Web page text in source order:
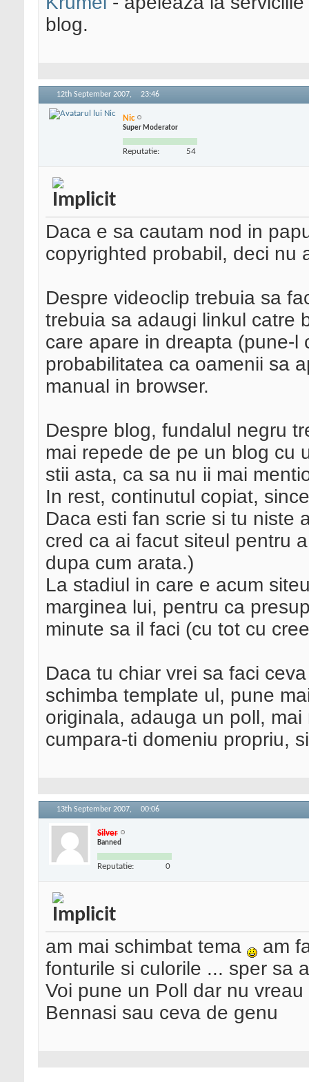
blog.
12th September 2007, 23:46
Nic
Super Moderator
Reputatie: 54
Daca e sa cautam nod in
copyrighted probabil, deci nu
Despre videoclip trebuia sa
trebuia sa adaugi linkul catre
care apare in dreapta (pune-l
probabilitatea ca oamenii sa
manual in browser.
Despre blog, fundalul negru
mai repede de pe un blog cu
stii asta, ca sa nu ii mai
In rest, continutul copiat,
Daca esti fan scrie si tu niste
cred ca ai facut siteul pentru
dupa cum arata.)
La stadiul in care e acum
marginea lui, pentru ca
minute sa il faci (cu tot cu
Daca tu chiar vrei sa faci
schimba template ul, pune
originala, adauga un poll,
cumpara-ti domeniu propriu,
13th September 2007, 00:06
Silver
Banned
Reputatie: 0
am mai schimbat tema
am
fonturile si culorile ... sper sa
Voi pune un Poll dar nu
Bennasi sau ceva de genu